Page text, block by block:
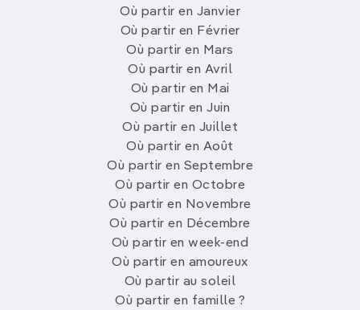
Où partir en Janvier
Où partir en Février
Où partir en Mars
Où partir en Avril
Où partir en Mai
Où partir en Juin
Où partir en Juillet
Où partir en Août
Où partir en Septembre
Où partir en Octobre
Où partir en Novembre
Où partir en Décembre
Où partir en week-end
Où partir en amoureux
Où partir au soleil
Où partir en famille ?